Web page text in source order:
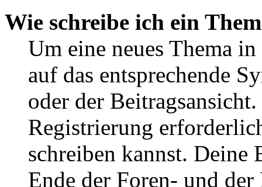
Wie schreibe ich ein
Um eine neues Thema
auf das entsprechende
oder der
Registrierung
schreiben kannst. Deine
Ende der Foren- und